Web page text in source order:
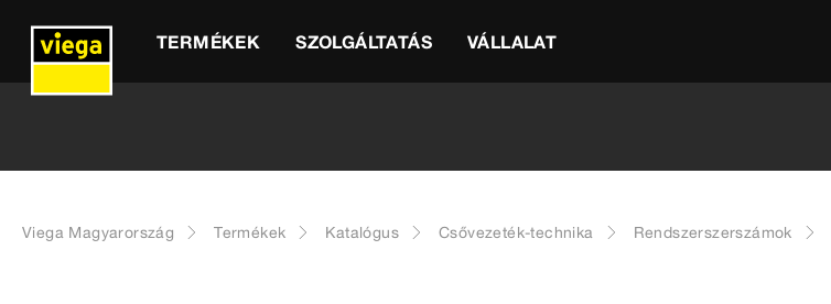
TERMÉKEK SZOLGÁLTATÁS VÁLLALAT
Viega Magyarország Termékek Katalógus Csővezeték-technika Rendszerszerszámok